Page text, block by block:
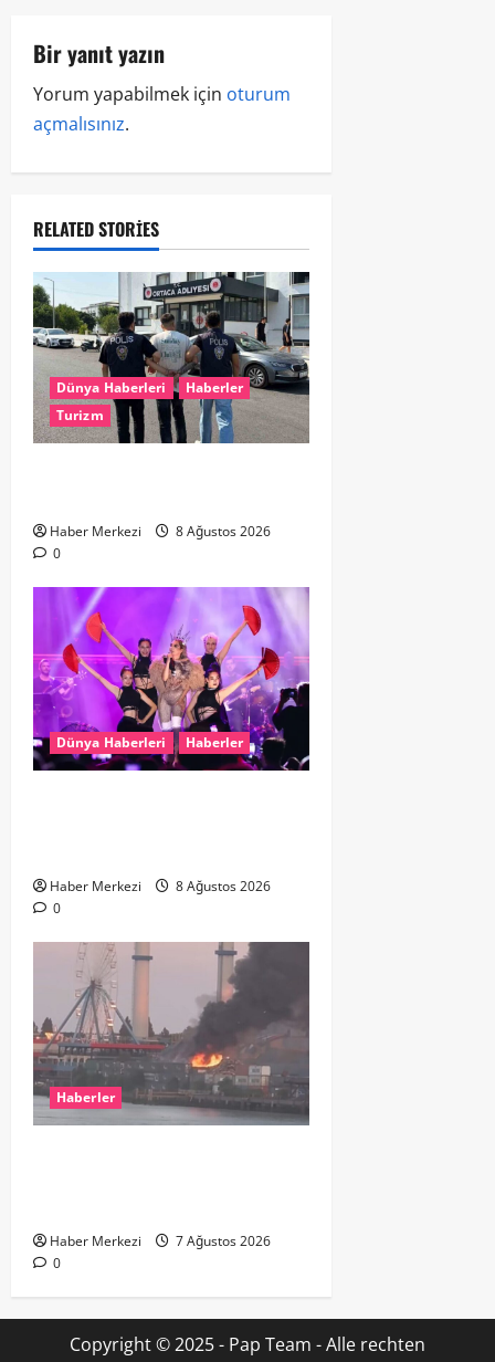
Bir yanıt yazın
Yorum yapabilmek için oturum
açmalısınız.
RELATED STORIES
Dünya Haberleri
Haberler
Turizm
Haber Merkezi
8 Ağustos 2026
0
Dünya Haberleri Haberler
Haber Merkezi
8 Ağustos 2026
0
Haberler
Haber Merkezi
7 Ağustos 2026
0
Copyright © 2025 - Pap Team - Alle rechten